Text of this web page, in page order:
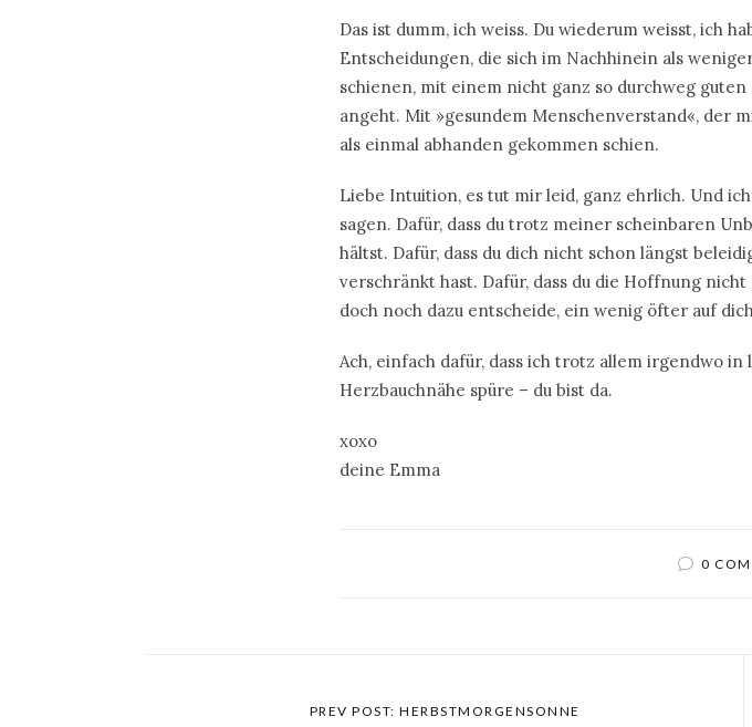
Das ist dumm, ich weiss. Du wiederum weisst, ich
Entscheidungen, die sich im Nachhinein als
schienen, mit einem nicht ganz so durchweg
angeht. Mit »gesundem Menschenverstand«, der
als einmal abhanden gekommen schien.
Liebe Intuition, es tut mir leid, ganz ehrlich. Und
sagen. Dafür, dass du trotz meiner scheinbaren
hältst. Dafür, dass du dich nicht schon längst
verschränkt hast. Dafür, dass du die Hoffnung
doch noch dazu entscheide, ein wenig öfter auf
Ach, einfach dafür, dass ich trotz allem irgendwo
Herzbauchnähe spüre – du bist da.
xoxo
deine Emma
0
PREV POST: HERBSTMORGENSONNE